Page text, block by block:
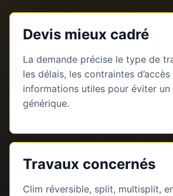
Devis mieux cadré
La demande précise le type de
les délais, les contraintes
informations utiles pour éviter un
générique.
Travaux concernés
Clim réversible, split, multisplit,